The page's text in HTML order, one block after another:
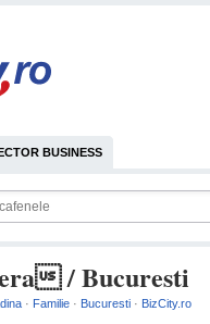
BUSINESS
/ Bucuresti
· Familie · Bucuresti · BizCity.ro